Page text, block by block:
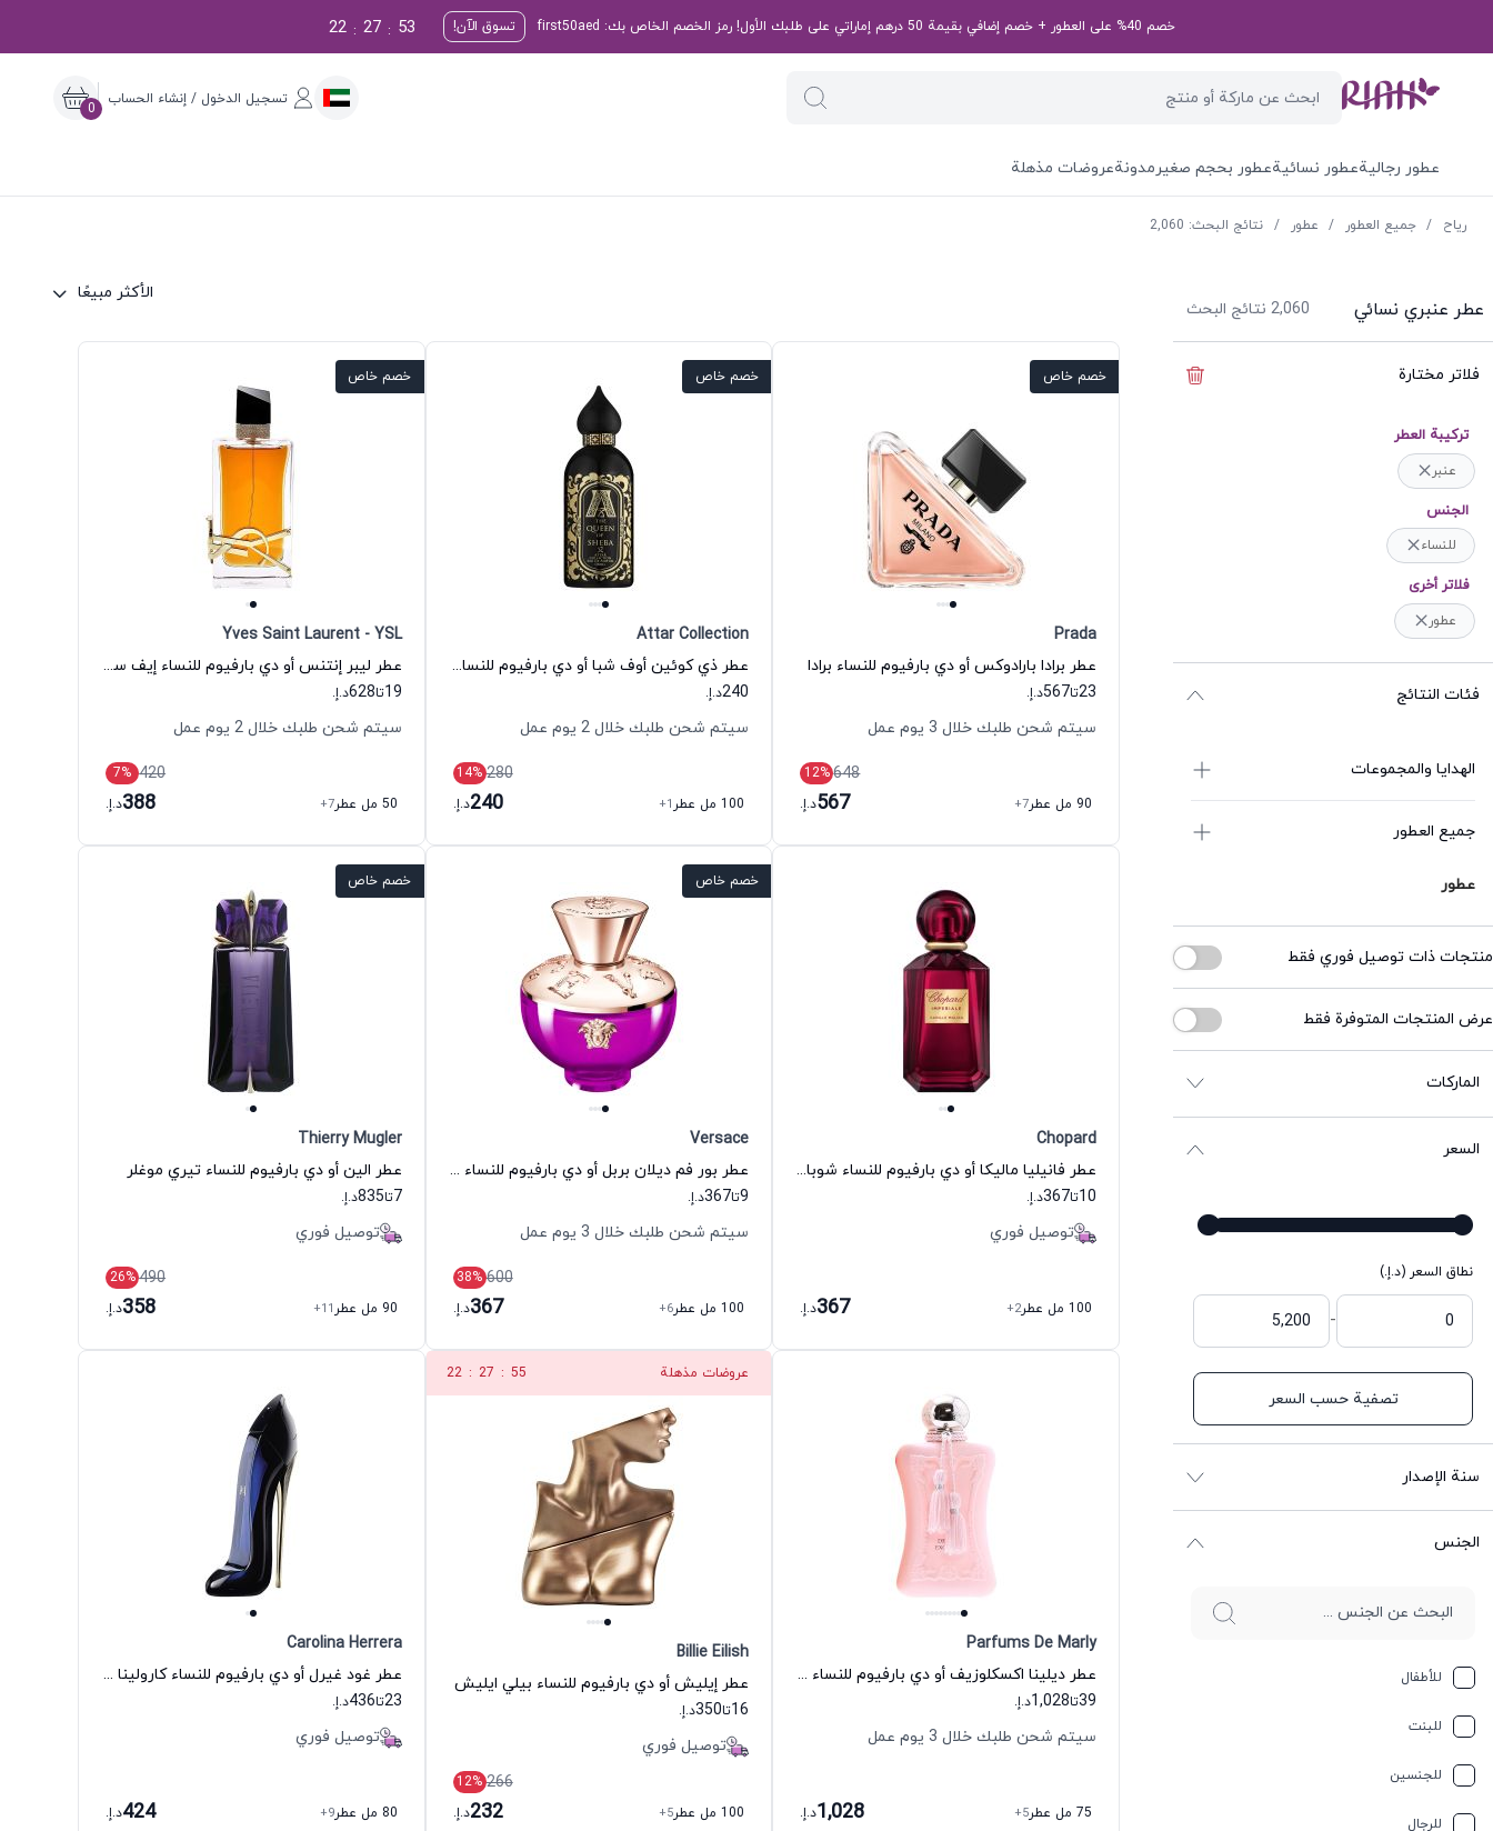
خصم 40% على العطور + خصم إضافي بقيمة 50 درهم إماراتي على طلبك الأول! رمز الخصم الخاص بك: first50aed تسوق الآن! 52
:
27
:
22
تسجيل الدخول / إنشاء الحساب
0
عطور رجاليةعطور نسائيةعطور بحجم صغيرمدونةعروضات مذهلة
ریاح / جميع العطور / عطور / نتائج البحث: 2,060
عطر عنبري نسائي 2,060 نتائج البحث
الأكثر مبيعًا
فلاتر مختارة
ترکیبة العطر
عنبر
الجنس
للنساء
فلاتر أخرى
عطور
فئات النتائج
الهدايا والمجموعات
جميع العطور
عطور
منتجات ذات توصيل فوري فقط
عرض المنتجات المتوفرة فقط
الماركات
السعر
نطاق السعر (د.إ.)
-
تصفية حسب السعر
سنة الإصدار
الجنس
للأطفال
للبنت
للجنسين
للرجال
خصم خاص
Prada
عطر برادا بارادوكس أو دي بارفيوم للنساء برادا
23تا567د.إ.
سيتم شحن طلبك خلال 3 يوم عمل
648
12%
90 مل عطر
+7
567د.إ.
خصم خاص
Attar Collection
عطر ذي كوئين أوف شبا أو دي بارفيوم للنساء عطار كولكشن
240د.إ.
سيتم شحن طلبك خلال 2 يوم عمل
280
14%
100 مل عطر
+1
240د.إ.
خصم خاص
Yves Saint Laurent - YSL
عطر ليبر إنتنس أو دي بارفيوم للنساء إيف سان لوران
19تا628د.إ.
سيتم شحن طلبك خلال 2 يوم عمل
420
7%
50 مل عطر
+7
388د.إ.
Chopard
عطر فانيليا ماليكا أو دي بارفيوم للنساء شوبارد
10تا367د.إ.
توصيل فوري
100 مل عطر +2
367د.إ.
خصم خاص
Versace
عطر بور فم ديلان بربل أو دي بارفيوم للنساء فيرزاتشي
9تا367د.إ.
سيتم شحن طلبك خلال 3 يوم عمل
600
38%
100 مل عطر
+6
367د.إ.
خصم خاص
Thierry Mugler
عطر الين أو دي بارفيوم للنساء تيري موغلر
7تا835د.إ.
توصيل فوري
490
26%
90 مل عطر
+11
358د.إ.
Parfums De Marly
عطر ديلينا اكسكلوزيف أو دي بارفيوم للنساء دي مارلي
39تا1,028د.إ.
سيتم شحن طلبك خلال 3 يوم عمل
75 مل عطر +5
1,028د.إ.
عروضات مذهلة 54
:
27
:
22
Billie Eilish
عطر إيليش أو دي بارفيوم للنساء بيلي ايليش
16تا350د.إ.
توصيل فوري
266
12%
100 مل عطر
+5
232د.إ.
Carolina Herrera
عطر غود غيرل أو دي بارفيوم للنساء كارولينا هيريرا
23تا436د.إ.
توصيل فوري
80 مل عطر +9
424د.إ.